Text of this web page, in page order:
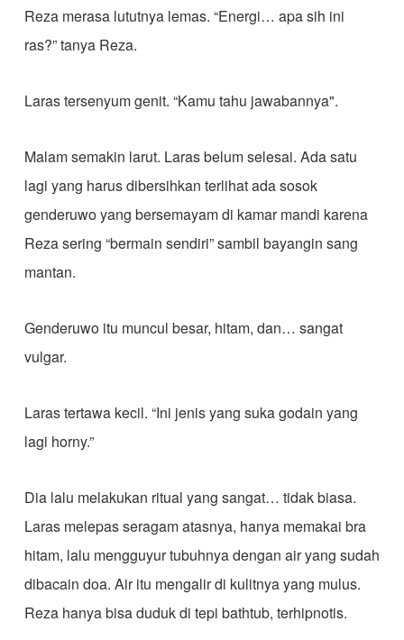
Reza merasa lututnya lemas. “Energi… apa sih ini
ras?” tanya Reza.
Laras tersenyum genit. “Kamu tahu jawabannya".
Malam semakin larut. Laras belum selesai. Ada satu
lagi yang harus dibersihkan terlihat ada sosok
genderuwo yang bersemayam di kamar mandi karena
Reza sering “bermain sendiri” sambil bayangin sang
mantan.
Genderuwo itu muncul besar, hitam, dan… sangat
vulgar.
Laras tertawa kecil. “Ini jenis yang suka godain yang
lagi horny.”
Dia lalu melakukan ritual yang sangat… tidak biasa.
Laras melepas seragam atasnya, hanya memakai bra
hitam, lalu mengguyur tubuhnya dengan air yang sudah
dibacain doa. Air itu mengalir di kulitnya yang mulus.
Reza hanya bisa duduk di tepi bathtub, terhipnotis.